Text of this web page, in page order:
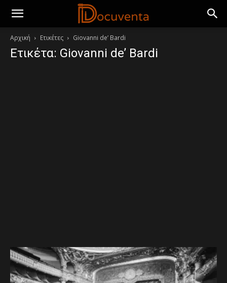
Αρχική Ετικέτες Giovanni de’ Bardi
Ετικέτα: Giovanni de’ Bardi